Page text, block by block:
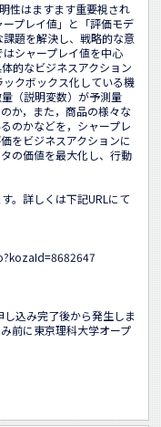
性はますます重要視され
プレイ値」と「評価モデ
題を解決し、戦略的な意
シャープレイ値を中心
的なビジネスアクション
クボックス化している機
（説明変数）が予測量
か，また，商品の様々な
のかなどを，シャープレ
をビジネスアクションに
の価値を最大化し、行動
。詳しくは下記URLにて
し込み完了後から発生しま
前に東京理科大学オープ